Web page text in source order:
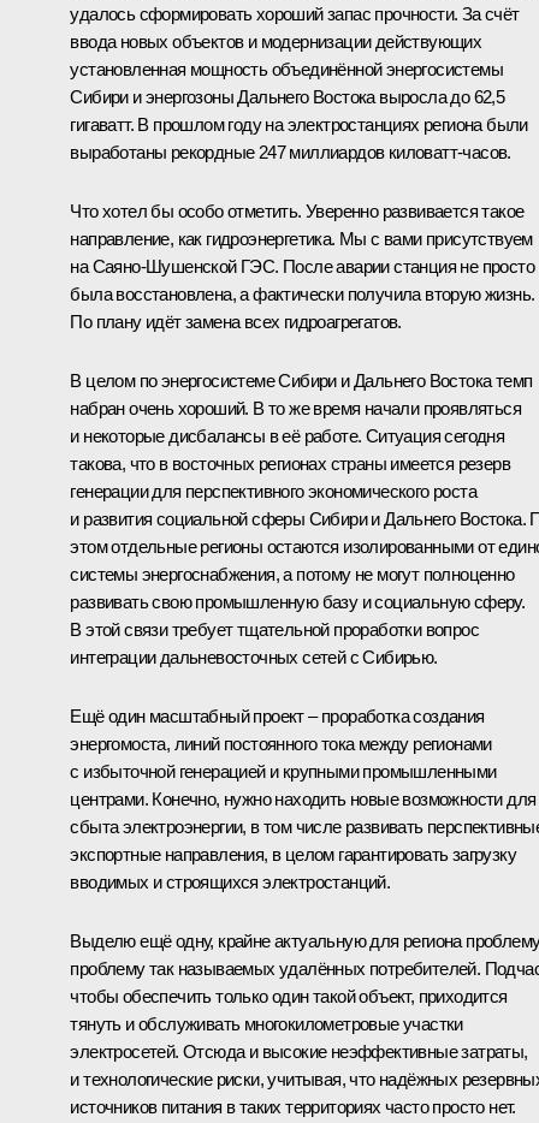
удалось сформировать хороший запас прочности. За счёт
ввода новых объектов и модернизации действующих
установленная мощность объединённой энергосистемы
Сибири и энергозоны Дальнего Востока выросла до 62,5
гигаватт. В прошлом году на электростанциях региона были
выработаны рекордные 247 миллиардов киловатт-часов.
Что хотел бы особо отметить. Уверенно развивается такое
направление, как гидроэнергетика. Мы с вами присутствуем
на Саяно-Шушенской ГЭС. После аварии станция не просто
была восстановлена, а фактически получила вторую жизнь.
По плану идёт замена всех гидроагрегатов.
В целом по энергосистеме Сибири и Дальнего Востока темп
набран очень хороший. В то же время начали проявляться
и некоторые дисбалансы в её работе. Ситуация сегодня
такова, что в восточных регионах страны имеется резерв
генерации для перспективного экономического роста
и развития социальной сферы Сибири и Дальнего Востока.
этом отдельные регионы остаются изолированными от
системы энергоснабжения, а потому не могут полноценно
развивать свою промышленную базу и социальную сферу.
В этой связи требует тщательной проработки вопрос
интеграции дальневосточных сетей с Сибирью.
Ещё один масштабный проект – проработка создания
энергомоста, линий постоянного тока между регионами
с избыточной генерацией и крупными промышленными
центрами. Конечно, нужно находить новые возможности для
сбыта электроэнергии, в том числе развивать
экспортные направления, в целом гарантировать загрузку
вводимых и строящихся электростанций.
Выделю ещё одну, крайне актуальную для региона
проблему так называемых удалённых потребителей.
чтобы обеспечить только один такой объект, приходится
тянуть и обслуживать многокилометровые участки
электросетей. Отсюда и высокие неэффективные затраты,
и технологические риски, учитывая, что надёжных
источников питания в таких территориях часто просто нет.